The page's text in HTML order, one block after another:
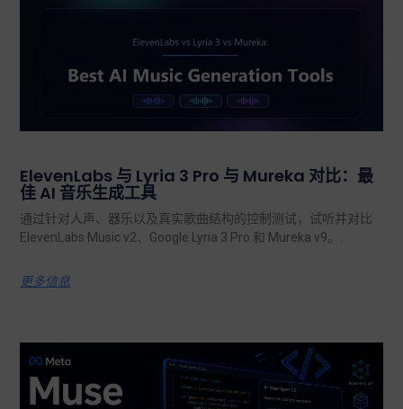
ElevenLabs 与 Lyria 3 Pro 与 Mureka 对比：最
佳 AI 音乐生成工具
通过针对人声、器乐以及真实歌曲结构的控制测试，试听并对比
ElevenLabs Music v2、Google Lyria 3 Pro 和 Mureka v9。.
更多信息